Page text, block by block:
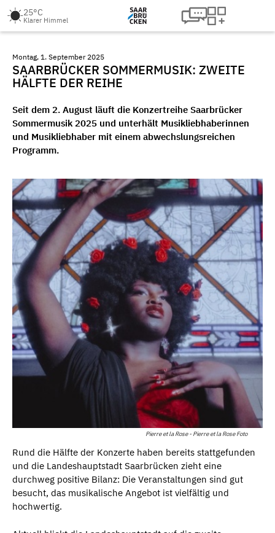
25°C
Klarer Himmel
Montag, 1. September 2025
SAARBRÜCKER SOMMERMUSIK: ZWEITE
HÄLFTE DER REIHE
Seit dem 2. August läuft die Konzertreihe Saarbrücker
Sommermusik 2025 und unterhält Musikliebhaberinnen
und Musikliebhaber mit einem abwechslungsreichen
Programm.
Pierre et la Rose - Pierre et la Rose Foto
Rund die Hälfte der Konzerte haben bereits stattgefunden
und die Landeshauptstadt Saarbrücken zieht eine
durchweg positive Bilanz: Die Veranstaltungen sind gut
besucht, das musikalische Angebot ist vielfältig und
hochwertig.